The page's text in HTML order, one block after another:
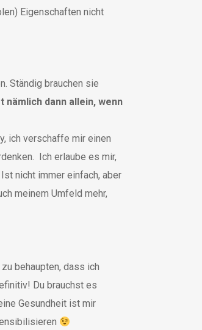
Eigenschaften nicht
Ständig brauchen sie
nämlich dann allein, wenn
ich verschaffe mir einen
Ich erlaube es mir,
nicht immer einfach, aber
meinem Umfeld mehr,
behaupten, dass ich
Du brauchst es
Gesundheit ist mir